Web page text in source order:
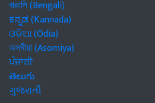
বাঙালি (Bengali)
ಕನ್ನಡ (Kannada)
ଓଡିଆ (Odia)
অসমীয়া (Asomiya)
ਪੰਜਾਬੀ
తెలుగు
ગુજરાતી